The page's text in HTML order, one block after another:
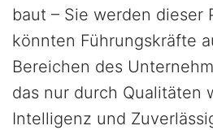
baut – Sie werden dieser
könnten Führungskräfte
Bereichen des
das nur durch Qualitäten
Intelligenz und